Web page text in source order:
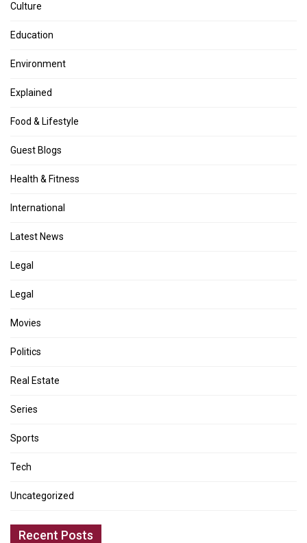
Culture
Education
Environment
Explained
Food & Lifestyle
Guest Blogs
Health & Fitness
International
Latest News
Legal
Legal
Movies
Politics
Real Estate
Series
Sports
Tech
Uncategorized
Recent Posts